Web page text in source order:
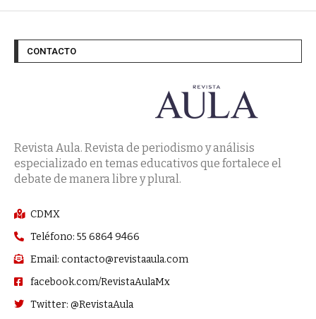
CONTACTO
Revista Aula. Revista de periodismo y análisis
especializado en temas educativos que fortalece el
debate de manera libre y plural.
CDMX
Teléfono: 55 6864 9466
Email: contacto@revistaaula.com
facebook.com/RevistaAulaMx
Twitter: @RevistaAula